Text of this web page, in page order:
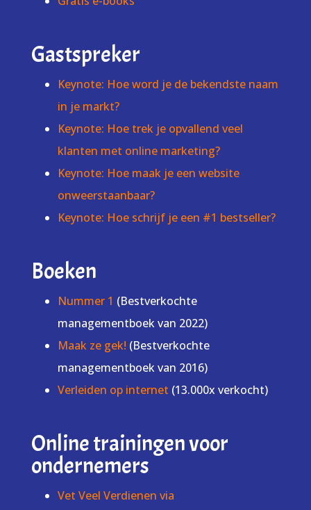
Gastspreker
Keynote: Hoe word je de bekendste naam
in je markt?
Keynote: Hoe trek je opvallend veel
klanten met online marketing?
Keynote: Hoe maak je een website
onweerstaanbaar?
Keynote: Hoe schrijf je een #1 bestseller?
Boeken
Nummer 1 (Bestverkochte
managementboek van 2022)
Maak ze gek! (Bestverkochte
managementboek van 2016)
Verleiden op internet (13.000x verkocht)
Online trainingen voor
ondernemers
Vet Veel Verdienen via